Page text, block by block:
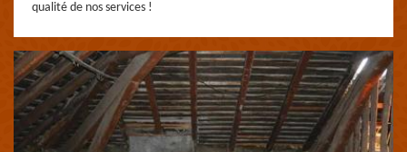
qualité de nos services !